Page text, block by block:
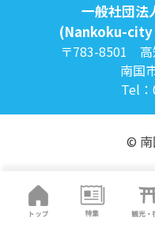
一般社団法
(Nankoku-
〒783-8501 高
南国
Tel
© 南